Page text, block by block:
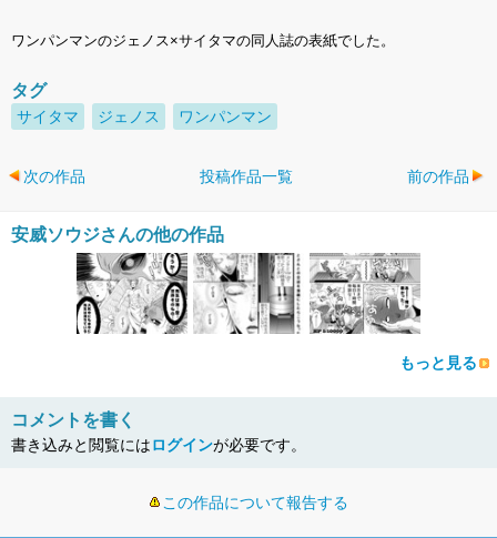
ワンパンマンのジェノス×サイタマの同人誌の表紙でした。
タグ
サイタマ ジェノス ワンパンマン
次の作品 投稿作品一覧 前の作品
安威ソウジさんの他の作品
もっと見る
コメントを書く
書き込みと閲覧にはログインが必要です。
この作品について報告する